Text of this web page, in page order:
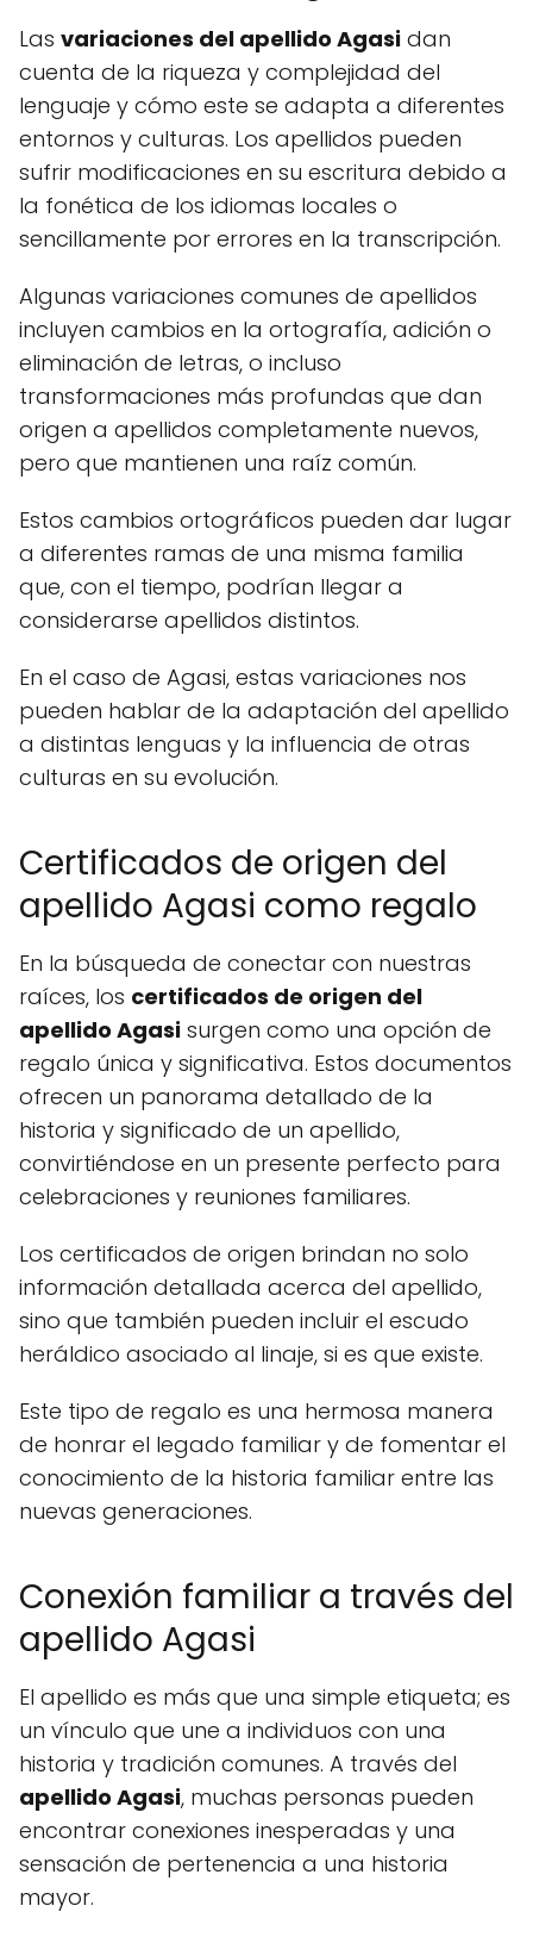
Las variaciones del apellido Agasi dan
cuenta de la riqueza y complejidad del
lenguaje y cómo este se adapta a diferentes
entornos y culturas. Los apellidos pueden
sufrir modificaciones en su escritura debido a
la fonética de los idiomas locales o
sencillamente por errores en la transcripción.
Algunas variaciones comunes de apellidos
incluyen cambios en la ortografía, adición o
eliminación de letras, o incluso
transformaciones más profundas que dan
origen a apellidos completamente nuevos,
pero que mantienen una raíz común.
Estos cambios ortográficos pueden dar lugar
a diferentes ramas de una misma familia
que, con el tiempo, podrían llegar a
considerarse apellidos distintos.
En el caso de Agasi, estas variaciones nos
pueden hablar de la adaptación del apellido
a distintas lenguas y la influencia de otras
culturas en su evolución.
Certificados de origen del
apellido Agasi como regalo
En la búsqueda de conectar con nuestras
raíces, los certificados de origen del
apellido Agasi surgen como una opción de
regalo única y significativa. Estos documentos
ofrecen un panorama detallado de la
historia y significado de un apellido,
convirtiéndose en un presente perfecto para
celebraciones y reuniones familiares.
Los certificados de origen brindan no solo
información detallada acerca del apellido,
sino que también pueden incluir el escudo
heráldico asociado al linaje, si es que existe.
Este tipo de regalo es una hermosa manera
de honrar el legado familiar y de fomentar el
conocimiento de la historia familiar entre las
nuevas generaciones.
Conexión familiar a través del
apellido Agasi
El apellido es más que una simple etiqueta; es
un vínculo que une a individuos con una
historia y tradición comunes. A través del
apellido Agasi, muchas personas pueden
encontrar conexiones inesperadas y una
sensación de pertenencia a una historia
mayor.